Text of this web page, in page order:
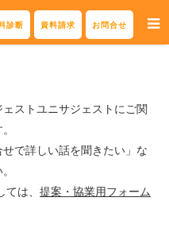
診断 資料請求 お問合せ
ストユニサジェストにご関
せで詳しい話を聞きたい」な
は、 提案・協業用フォーム